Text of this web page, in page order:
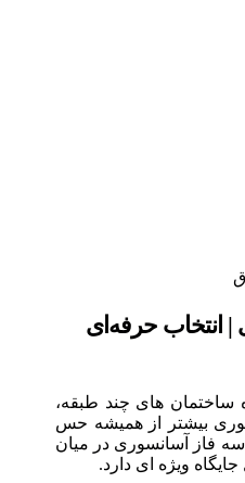
| انتخاب حرفه‌ای
های چند طبقه،
بیشتر از همیشه حس
سه فاز آسانسوری در میان
ویژه‌ ای دارد.